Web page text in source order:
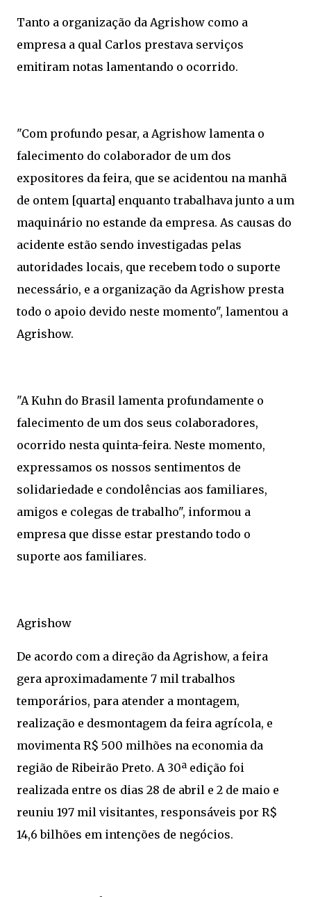
Tanto a organização da Agrishow como a
empresa a qual Carlos prestava serviços
emitiram notas lamentando o ocorrido.
"Com profundo pesar, a Agrishow lamenta o
falecimento do colaborador de um dos
expositores da feira, que se acidentou na manhã
de ontem [quarta] enquanto trabalhava junto a um
maquinário no estande da empresa. As causas do
acidente estão sendo investigadas pelas
autoridades locais, que recebem todo o suporte
necessário, e a organização da Agrishow presta
todo o apoio devido neste momento", lamentou a
Agrishow.
"A Kuhn do Brasil lamenta profundamente o
falecimento de um dos seus colaboradores,
ocorrido nesta quinta-feira. Neste momento,
expressamos os nossos sentimentos de
solidariedade e condolências aos familiares,
amigos e colegas de trabalho", informou a
empresa que disse estar prestando todo o
suporte aos familiares.
Agrishow
De acordo com a direção da Agrishow, a feira
gera aproximadamente 7 mil trabalhos
temporários, para atender a montagem,
realização e desmontagem da feira agrícola, e
movimenta R$ 500 milhões na economia da
região de Ribeirão Preto. A 30ª edição foi
realizada entre os dias 28 de abril e 2 de maio e
reuniu 197 mil visitantes, responsáveis por R$
14,6 bilhões em intenções de negócios.